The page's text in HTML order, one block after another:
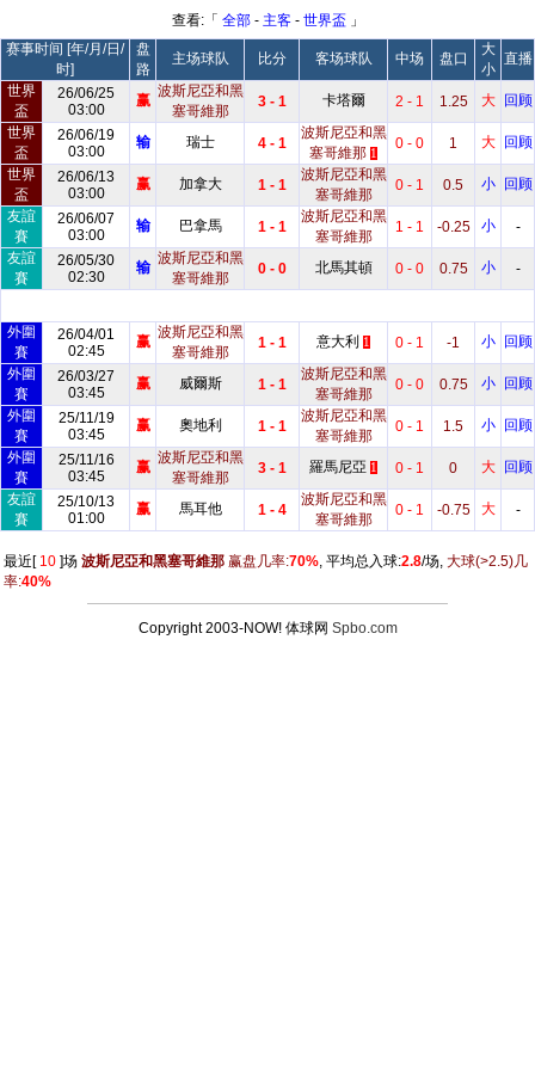
查看:「 全部- 主客- 世界盃 」
赛事时间 [年/月/日/
时]
盘
路
主场球队 比分 客场球队 中场 盘口
大
小
直播
世界
盃
26/06/25
03:00
赢
波斯尼亞和黑
塞哥維那
3 - 1 卡塔爾 2 - 1 1.25 大
回顾
世界
盃
26/06/19
03:00
输 瑞士 4 - 1
波斯尼亞和黑
塞哥維那 1
0 - 0 1 大
回顾
世界
盃
26/06/13
03:00
赢 加拿大 1 - 1
波斯尼亞和黑
塞哥維那
0 - 1 0.5 小
回顾
友誼
賽
26/06/07
03:00
输 巴拿馬 1 - 1
波斯尼亞和黑
塞哥維那
1 - 1 -0.25 小
-
友誼
賽
26/05/30
02:30
输
波斯尼亞和黑
塞哥維那
0 - 0 北馬其頓 0 - 0 0.75 小 -
外圍
賽
26/04/01
02:45
赢
波斯尼亞和黑
塞哥維那
1 - 1 意大利 1 0 - 1 -1 小
回顾
外圍
賽
26/03/27
03:45
赢 威爾斯 1 - 1
波斯尼亞和黑
塞哥維那
0 - 0 0.75 小
回顾
外圍
賽
25/11/19
03:45
赢 奧地利 1 - 1
波斯尼亞和黑
塞哥維那
0 - 1 1.5 小
回顾
外圍
賽
25/11/16
03:45
赢
波斯尼亞和黑
塞哥維那
3 - 1 羅馬尼亞 1 0 - 1 0 大
回顾
友誼
賽
25/10/13
01:00
赢 馬耳他 1 - 4
波斯尼亞和黑
塞哥維那
0 - 1 -0.75 大 -
最近[ 10 ]场 波斯尼亞和黑塞哥維那 赢盘几率:70%, 平均总入球:2.8/场, 大球(>2.5)几
率:40%
Copyright 2003-NOW! 体球网 Spbo.com